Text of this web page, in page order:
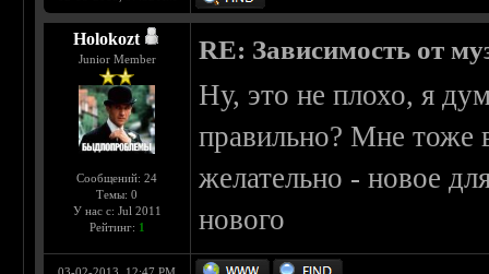
Holokozt
Junior Member
Сообщений: 24
Темы: 0
У нас с: Jul 2011
Рейтинг: 1
RE: Зависимость от
Ну, это не плохо, я
правильно? Мне тоже
желательно - новое
нового